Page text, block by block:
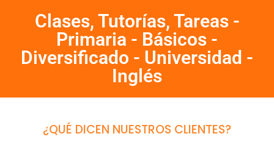
Clases, Tutorías, Tareas -
Primaria - Básicos -
Diversificado - Universidad -
Inglés
¿QUÉ DICEN NUESTROS CLIENTES?